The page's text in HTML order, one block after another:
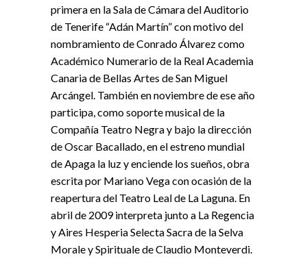
primera en la Sala de Cámara del Auditorio
de Tenerife “Adán Martín” con motivo del
nombramiento de Conrado Álvarez como
Académico Numerario de la Real Academia
Canaria de Bellas Artes de San Miguel
Arcángel. También en noviembre de ese año
participa, como soporte musical de la
Compañía Teatro Negra y bajo la dirección
de Oscar Bacallado, en el estreno mundial
de Apaga la luz y enciende los sueños, obra
escrita por Mariano Vega con ocasión de la
reapertura del Teatro Leal de La Laguna. En
abril de 2009 interpreta junto a La Regencia
y Aires Hesperia Selecta Sacra de la Selva
Morale y Spirituale de Claudio Monteverdi.